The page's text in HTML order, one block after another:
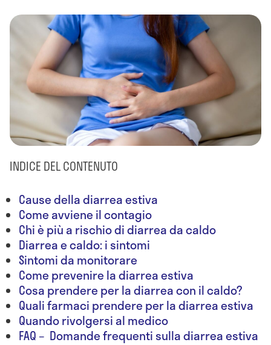
INDICE DEL CONTENUTO
Cause della diarrea estiva
Come avviene il contagio
Chi è più a rischio di diarrea da caldo
Diarrea e caldo: i sintomi
Sintomi da monitorare
Come prevenire la diarrea estiva
Cosa prendere per la diarrea con il caldo?
Quali farmaci prendere per la diarrea estiva
Quando rivolgersi al medico
FAQ – Domande frequenti sulla diarrea estiva